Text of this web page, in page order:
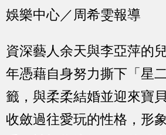
娛樂中心／周希雯報導
資深藝人余天與李亞萍的
年憑藉自身努力撕下「星
籤，與柔柔結婚並迎來寶
收斂過往愛玩的性格，形